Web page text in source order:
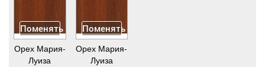
Поменять
Орех Мария-
Луиза
Поменять
Орех Мария-
Луиза